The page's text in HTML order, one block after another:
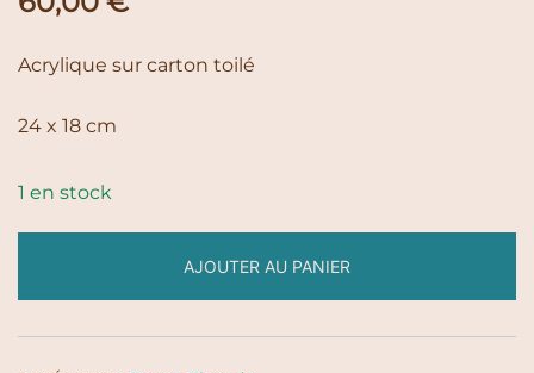
Acrylique sur carton toilé
24 x 18 cm
1 en stock
AJOUTER AU PANIER